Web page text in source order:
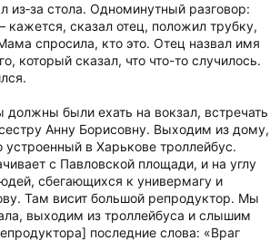
из‑за стола. Одноминутный разговор:
кажется, сказал отец, положил трубку,
спросила, кто это. Отец назвал имя
который сказал, что что-то случилось.
должны были ехать на вокзал, встречать
Анну Борисовну. Выходим из дому,
в Харькове троллейбус.
с Павловской площади, и на углу
сбегающихся к универмагу и
Там висит большой репродуктор. Мы
выходим из троллейбуса и слышим
последние слова: «Враг